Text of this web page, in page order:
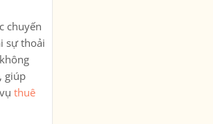
chuyến
sự thoải
giúp
thuê